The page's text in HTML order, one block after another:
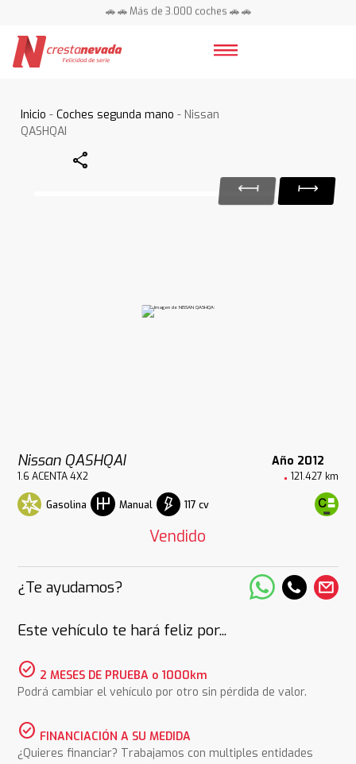
🚗 🚗 Más de 3.000 coches 🚗 🚗
Inicio -Coches segunda mano - Nissan
QASHQAI
Share
Nissan QASHQAI Año 2012
1.6 ACENTA 4X2 121.427 km
Gasolina Manual 117 cv
Vendido
¿Te ayudamos?
Este vehículo te hará feliz por...
check_circle 2 MESES DE PRUEBA o 1000km
Podrá cambiar el vehículo por otro sin pérdida de valor.
check_circle FINANCIACIÓN A SU MEDIDA
¿Quieres financiar? Trabajamos con multiples entidades